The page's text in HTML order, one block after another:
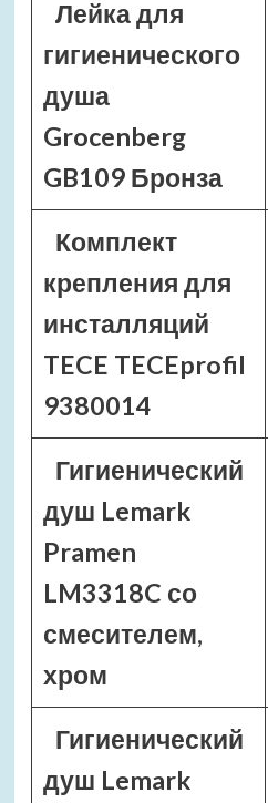
Лейка для
гигиенического
душа
Grocenberg
GB109 Бронза
Комплект
крепления для
инсталляций
TECE TECEprofil
9380014
Гигиенический
душ Lemark
Pramen
LM3318C со
смесителем,
хром
Гигиенический
душ Lemark